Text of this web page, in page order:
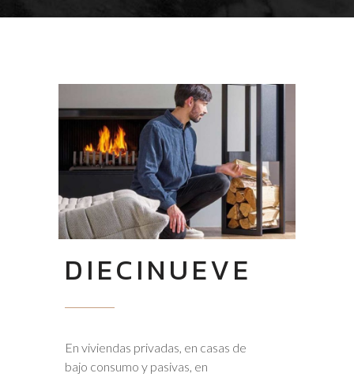
DIECINUEVE
En viviendas privadas, en casas de
bajo consumo y pasivas, en